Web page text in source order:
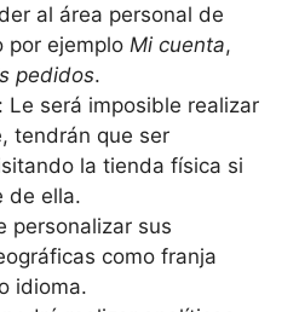
al área personal de
por ejemplo Mi cuenta,
pedidos.
Le será imposible realizar
tendrán que ser
la tienda física si
de ella.
personalizar sus
como franja
idioma.